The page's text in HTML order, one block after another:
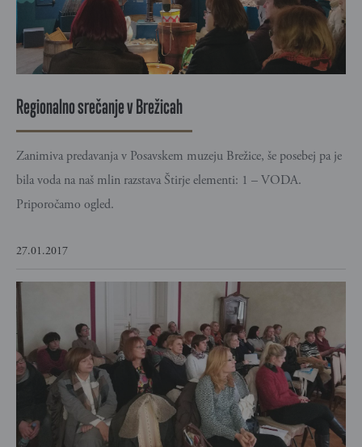
Regionalno srečanje v Brežicah
Zanimiva predavanja v Posavskem muzeju Brežice, še posebej pa je
bila voda na naš mlin razstava Štirje elementi: 1 – VODA.
Priporočamo ogled.
27.01.2017